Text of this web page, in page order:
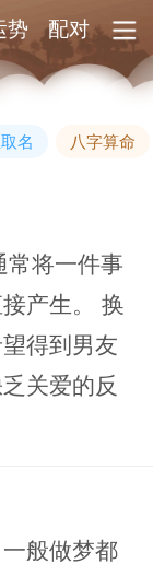
势 配对
名 八字算命
常将一件事
产生。 换
得到男友
关爱的反
般做梦都